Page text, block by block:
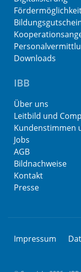
Downloads
IBB
Über uns
Leitbild und
Kundenstimmen
Jobs
AGB
Bildnachweise
Kontakt
Presse
Impressum